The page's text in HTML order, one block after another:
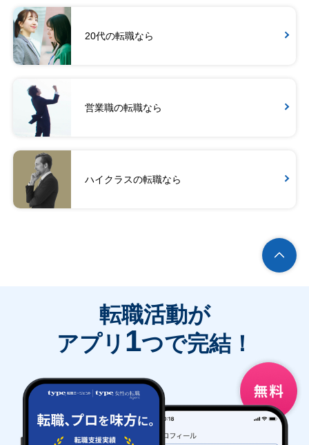
20代の転職なら
営業職の転職なら
ハイクラスの転職なら
転職活動が
アプリ 1つで完結！